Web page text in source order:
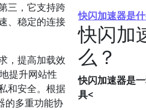
三，它支持跨
、稳定的连接
，提高加载效
提升网站性
和安全。根据
的多重功能协
快闪加速器是
快闪加
么？
快闪加速器是
具<